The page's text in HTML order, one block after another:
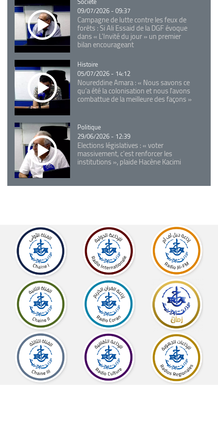
09/07/2026 - 09:37
Campagne de lutte contre les feux de
forêts : Si Ali Essaid de la DGF évoque
dans « L'Invité du jour » un premier
bilan encourageant
Catégorie
Histoire
05/07/2026 - 14:12
Noureddine Amara : « Nous savons ce
qu’a été la colonisation et nous l’avons
combattue de la meilleure des façons »
Catégorie
Politique
29/06/2026 - 12:39
Elections législatives : « voter
massivement, c'est renforcer les
institutions », plaide Hacène Kacimi